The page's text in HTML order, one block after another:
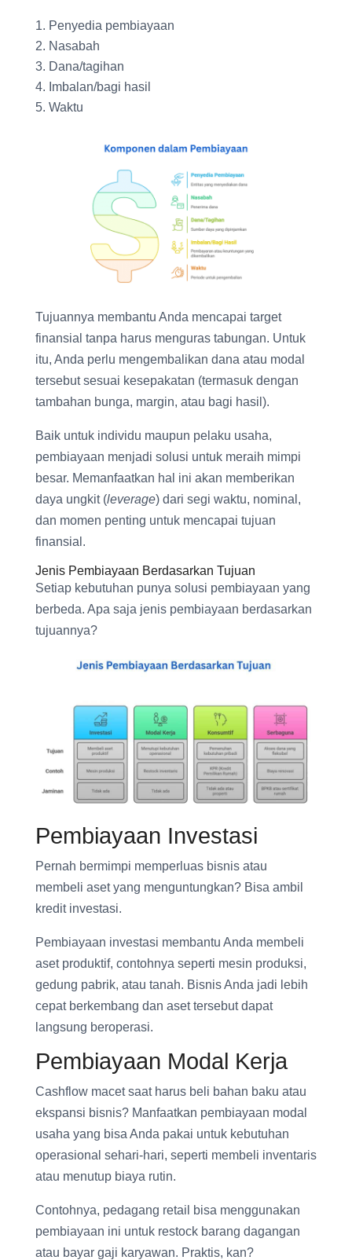
Penyedia pembiayaan
Nasabah
Dana/tagihan
Imbalan/bagi hasil
Waktu
Tujuannya membantu Anda mencapai target
finansial tanpa harus menguras tabungan. Untuk
itu, Anda perlu mengembalikan dana atau modal
tersebut sesuai kesepakatan (termasuk dengan
tambahan bunga, margin, atau bagi hasil).
Baik untuk individu maupun pelaku usaha,
pembiayaan menjadi solusi untuk meraih mimpi
besar. Memanfaatkan hal ini akan memberikan
daya ungkit (leverage) dari segi waktu, nominal,
dan momen penting untuk mencapai tujuan
finansial.
Jenis Pembiayaan Berdasarkan Tujuan
Setiap kebutuhan punya solusi pembiayaan yang
berbeda. Apa saja jenis pembiayaan berdasarkan
tujuannya?
Pembiayaan Investasi
Pernah bermimpi memperluas bisnis atau
membeli aset yang menguntungkan? Bisa ambil
kredit investasi.
Pembiayaan investasi membantu Anda membeli
aset produktif, contohnya seperti mesin produksi,
gedung pabrik, atau tanah. Bisnis Anda jadi lebih
cepat berkembang dan aset tersebut dapat
langsung beroperasi.
Pembiayaan Modal Kerja
Cashflow macet saat harus beli bahan baku atau
ekspansi bisnis? Manfaatkan pembiayaan modal
usaha yang bisa Anda pakai untuk kebutuhan
operasional sehari-hari, seperti membeli inventaris
atau menutup biaya rutin.
Contohnya, pedagang retail bisa menggunakan
pembiayaan ini untuk restock barang dagangan
atau bayar gaji karyawan. Praktis, kan?